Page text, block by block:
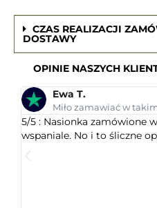
CZAS REALIZACJI
DOSTAWY
OPINIE NASZYCH
Ewa T.
Miło zamawiać w
5/5 : Nasionka zamówione
wspaniale. No i to śliczne